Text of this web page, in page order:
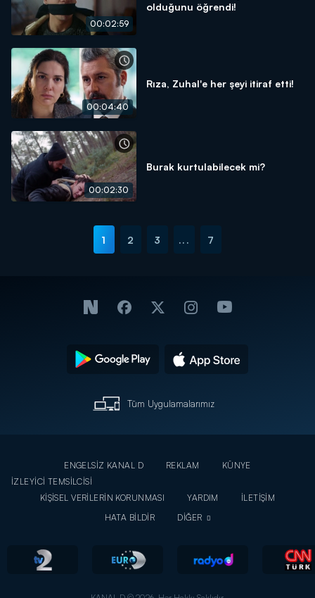
00:02:59
olduğunu öğrendi!
00:04:40
Rıza, Zuhal'e her şeyi itiraf etti!
00:02:30
Burak kurtulabilecek mi?
1 2 3 ... 7
Tüm Uygulamalarımız
ENGELSİZ KANAL D REKLAM
KÜNYE
İZLEYİCİ TEMSİLCİSİ
KİŞİSEL VERİLERİN KORUNMASI
YARDIM
İLETİŞİM
HATA BİLDİR
DİĞER